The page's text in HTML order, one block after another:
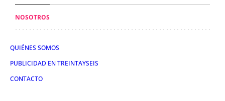
NOSOTROS
QUIÉNES SOMOS
PUBLICIDAD EN TREINTAYSEIS
CONTACTO